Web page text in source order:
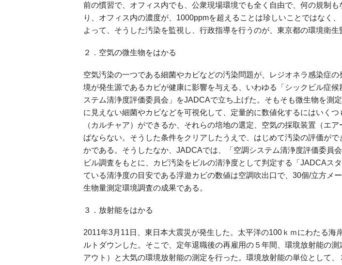
前の慣習で、オフィス内でも、公衆現場環境でも全く自由で、何の規制
り、オフィス内の濃度が、1000ppmを超えることは珍しいことではなく
よって、そうした汚染を監視し、行政指導を行うのが、東京都の環境衛生
２．空気の微生物をはかる
空気汚染の一つである細菌やカビなどの汚染問題が、レジオネラ感染症
境が発生源であるカビが健康に影響を与える、いわゆる「シックビル症
ステム清浄度評価委員会」をJADCAで立ち上げた。そもそも微生物を測
に見えない細菌やカビなどを可視化して、定量的に数値化するにはいく
（カルチャア）ができるか、それらの培地の選定、空気の採取装置（エ
ばならない。そうした条件をクリアしたうえで、はじめて汚染の評価が
かである。そうしたなか、JADCAでは、「空調システム清浄度評価委員
ビル調査をもとに、カビ汚染をビルの清浄度として判定する「JADCAス
ている清浄度の目安である浮遊カビの数値は空調吹出口で、30個/立方メ
生物量測定環境調査の成果である。
３．放射能をはかる
2011年3月11日、東日本大震災が発生した。太平洋の100ｋｍにわたる
ルトダウンした。そこで、定年退職後の再雇用の５年間、環境放射能の
アウト）と大気の環境放射能の測定を行った。環境放射能の単位として